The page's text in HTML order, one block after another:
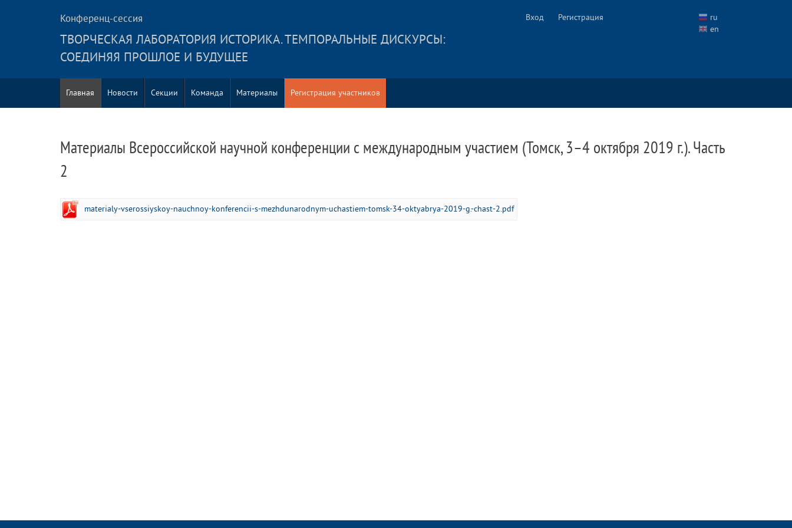
Конференц-сессия
ТВОРЧЕСКАЯ ЛАБОРАТОРИЯ ИСТОРИКА. ТЕМПОРАЛЬНЫЕ ДИСКУРСЫ:
СОЕДИНЯЯ ПРОШЛОЕ И БУДУЩЕЕ
Вход Регистрация
ru
en
Главная Новости Секции Команда Материалы Регистрация участников
Материалы Всероссийской научной конференции с международным участием (Томск, 3–4 октября 2019 г.). Часть
2
materialy-vserossiyskoy-nauchnoy-konferencii-s-mezhdunarodnym-uchastiem-tomsk-34-oktyabrya-2019-g.-chast-2.pdf